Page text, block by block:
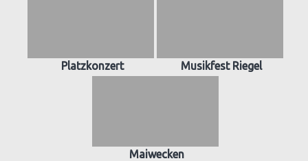
Platzkonzert Musikfest Riegel
Maiwecken